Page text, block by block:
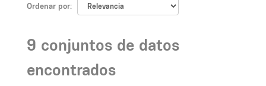
Ordenar por
9 conjuntos de datos
encontrados